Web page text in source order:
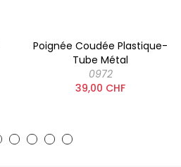
Poignée Coudée Plastique-
Tube Métal
0972
39,00 CHF